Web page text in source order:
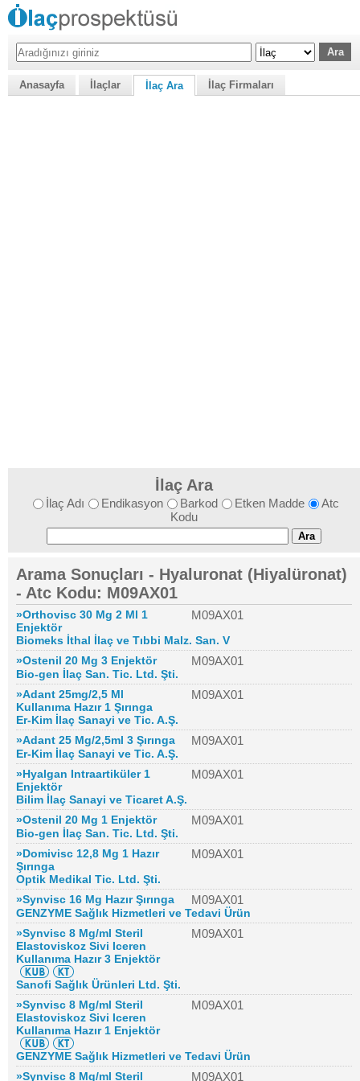
Anasayfa İlaçlar İlaç Ara İlaç Firmaları
İlaç Ara
İlaç Adı Endikasyon Barkod Etken Madde
Atc
Kodu
Arama Sonuçları - Hyaluronat (Hiyalüronat)
- Atc Kodu: M09AX01
»Orthovisc 30 Mg 2 Ml 1
Enjektör
M09AX01
Biomeks İthal İlaç ve Tıbbi Malz. San. V
»Ostenil 20 Mg 3 Enjektör
M09AX01
Bio-gen İlaç San. Tic. Ltd. Şti.
»Adant 25mg/2,5 Ml
Kullanıma Hazır 1 Şırınga
M09AX01
Er-Kim İlaç Sanayi ve Tic. A.Ş.
»Adant 25 Mg/2,5ml 3 Şırınga
M09AX01
Er-Kim İlaç Sanayi ve Tic. A.Ş.
»Hyalgan Intraartiküler 1
Enjektör
M09AX01
Bilim İlaç Sanayi ve Ticaret A.Ş.
»Ostenil 20 Mg 1 Enjektör
M09AX01
Bio-gen İlaç San. Tic. Ltd. Şti.
»Domivisc 12,8 Mg 1 Hazır
Şırınga
M09AX01
Optik Medikal Tic. Ltd. Şti.
»Synvisc 16 Mg Hazır Şırınga
M09AX01
GENZYME Sağlık Hizmetleri ve Tedavi Ürün
»Synvisc 8 Mg/ml Steril
Elastoviskoz Sivi Iceren
Kullanıma Hazır 3 Enjektör
M09AX01
Sanofi Sağlık Ürünleri Ltd. Şti.
»Synvisc 8 Mg/ml Steril
Elastoviskoz Sivi Iceren
Kullanıma Hazır 1 Enjektör
M09AX01
GENZYME Sağlık Hizmetleri ve Tedavi Ürün
»Synvisc 8 Mg/ml Steril
M09AX01